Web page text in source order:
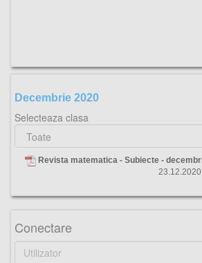
Decembrie 2020
Selecteaza clasa
Revista matematica - Subiecte -
Conectare